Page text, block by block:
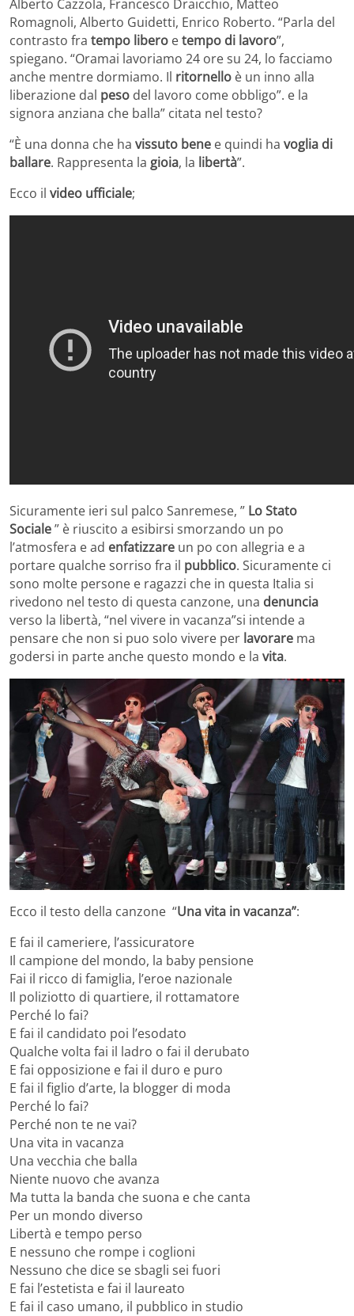
Alberto Cazzola, Francesco Draicchio, Matteo
Romagnoli, Alberto Guidetti, Enrico Roberto. “Parla del
contrasto fra tempo libero etempo di lavoro”,
spiegano. “Oramai lavoriamo 24 ore su 24, lo facciamo
anche mentre dormiamo. Il ritornello è un inno alla
liberazione dal peso del lavoro come obbligo”. e la
signora anziana che balla” citata nel testo?
“È una donna che ha vissuto bene e quindi ha voglia di
ballare. Rappresenta la gioia, la libertà”.
Ecco il video ufficiale;
Sicuramente ieri sul palco Sanremese, ” Lo Stato
Sociale” è riuscito a esibirsi smorzando un po
l’atmosfera e ad enfatizzare un po con allegria e a
portare qualche sorriso fra il pubblico. Sicuramente ci
sono molte persone e ragazzi che in questa Italia si
rivedono nel testo di questa canzone, una denuncia
verso la libertà, “nel vivere in vacanza”si intende a
pensare che non si puo solo vivere per lavorare ma
godersi in parte anche questo mondo e la vita.
Ecco il testo della canzone “Una vita in vacanza”:
E fai il cameriere, l’assicuratore
Il campione del mondo, la baby pensione
Fai il ricco di famiglia, l’eroe nazionale
Il poliziotto di quartiere, il rottamatore
Perché lo fai?
E fai il candidato poi l’esodato
Qualche volta fai il ladro o fai il derubato
E fai opposizione e fai il duro e puro
E fai il figlio d’arte, la blogger di moda
Perché lo fai?
Perché non te ne vai?
Una vita in vacanza
Una vecchia che balla
Niente nuovo che avanza
Ma tutta la banda che suona e che canta
Per un mondo diverso
Libertà e tempo perso
E nessuno che rompe i coglioni
Nessuno che dice se sbagli sei fuori
E fai l’estetista e fai il laureato
E fai il caso umano, il pubblico in studio